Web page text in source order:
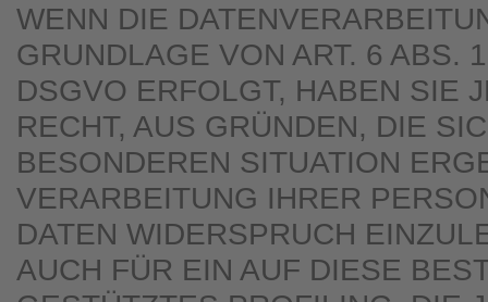
WENN DIE
GRUNDLAGE VON ART. 6 ABS.
DSGVO ERFOLGT, HABEN SIE
RECHT, AUS GRÜNDEN, DIE
BESONDEREN SITUATION
VERARBEITUNG IHRER
DATEN WIDERSPRUCH
AUCH FÜR EIN AUF DIESE